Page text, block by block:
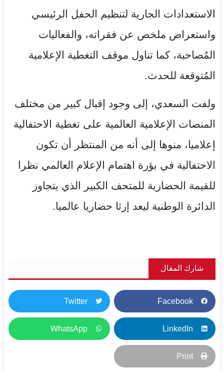
الاستعدادات الجارية لتنظيم الحفل الرئيسي
واستعراض ملخص عن فقراته، والفعاليات
المُصاحبة، كما تناول موقف التغطية الإعلامية
المُتوقعة للحدث.
ولفت السعدي، إلى وجود إقبال كبير من مختلف
المنصات الإعلامية العالمية على تغطية الاحتفالية
إعلاميا، منوها إلى أنه من المنتظر أن تكون
الاحتفالية في بؤرة اهتمام الإعلام العالمي نظرا
للقيمة الحضارية للمتحف الكبير الذي يتجاوز
الدائرة الوطنية ليعد إرثا حضاريا عالميا.
شارك المقال
Facebook
Twitter
LinkedIn
WhatsApp
Print